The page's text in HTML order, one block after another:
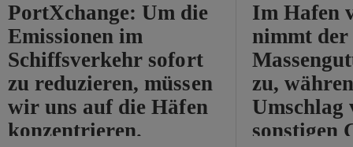
PortXchange: Um die
Emissionen im
Schiffsverkehr sofort
zu reduzieren, müssen
wir uns auf die Häfen
konzentrieren.
Im Hafen
nimmt der
zu,
Umschlag
sonstigen